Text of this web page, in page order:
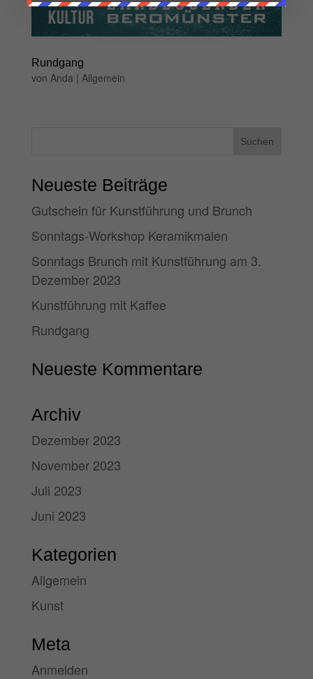
Rundgang
von Anda | Allgemein
Neueste Beiträge
Gutschein für Kunstführung und Brunch
Sonntags-Workshop Keramikmalen
Sonntags Brunch mit Kunstführung am 3.
Dezember 2023
Kunstführung mit Kaffee
Rundgang
Neueste Kommentare
Archiv
Dezember 2023
November 2023
Juli 2023
Juni 2023
Kategorien
Allgemein
Kunst
Meta
Anmelden